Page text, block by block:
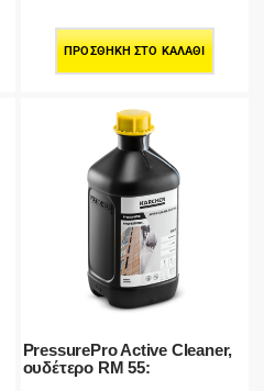
ΠΡΟΣΘΉΚΗ ΣΤΟ ΚΑΛΆΘΙ
PressurePro Active Cleaner,
ουδέτερο RM 55: